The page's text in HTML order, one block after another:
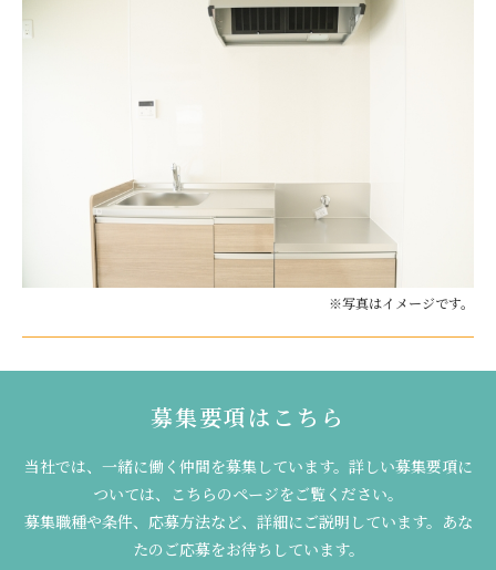
※写真はイメージです。
募集要項はこちら
当社では、一緒に働く仲間を募集しています。詳しい募集要項に
ついては、こちらのページをご覧ください。
募集職種や条件、応募方法など、詳細にご説明しています。あな
たのご応募をお待ちしています。